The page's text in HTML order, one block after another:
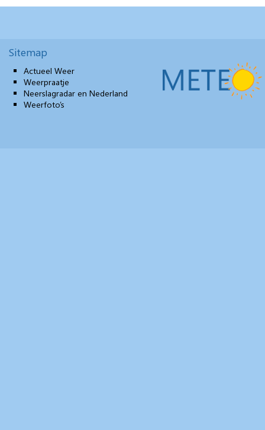
Sitemap
Actueel Weer
Weerpraatje
Neerslagradar en Nederland
Weerfoto’s